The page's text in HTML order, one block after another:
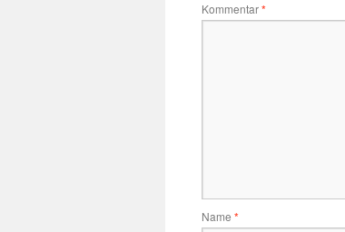
Kommentar*
Name *